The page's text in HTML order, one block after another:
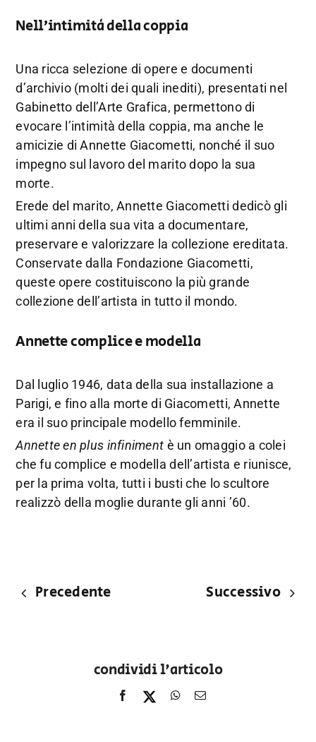
Nell’intimità della coppia
Una ricca selezione di opere e documenti
d’archivio (molti dei quali inediti), presentati nel
Gabinetto dell’Arte Grafica, permettono di
evocare l’intimità della coppia, ma anche le
amicizie di Annette Giacometti, nonché il suo
impegno sul lavoro del marito dopo la sua
morte.
Erede del marito, Annette Giacometti dedicò gli
ultimi anni della sua vita a documentare,
preservare e valorizzare la collezione ereditata.
Conservate dalla Fondazione Giacometti,
queste opere costituiscono la più grande
collezione dell’artista in tutto il mondo.
Annette complice e modella
Dal luglio 1946, data della sua installazione a
Parigi, e fino alla morte di Giacometti, Annette
era il suo principale modello femminile.
Annette en plus infiniment è un omaggio a colei
che fu complice e modella dell’artista e riunisce,
per la prima volta, tutti i busti che lo scultore
realizzò della moglie durante gli anni ’60.
Precedente Successivo
condividi l'articolo